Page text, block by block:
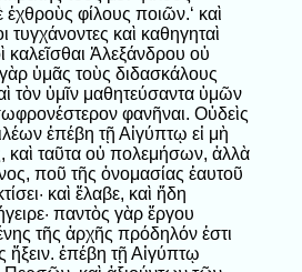
ἐχθροὺς φίλους ποιῶν.‘ καὶ
τυγχάνοντες καὶ καθηγηταὶ
καλεῖσθαι Ἀλεξάνδρου οὐ
ὑμᾶς τοὺς διδασκάλους
τὸν ὑμῖν μαθητεύσαντα ὑμῶν
φανῆναι. Οὐδεὶς
ἐπέβη τῇ Αἰγύπτῳ εἰ μὴ
καὶ ταῦτα οὐ πολεμήσων, ἀλλὰ
ποῦ τῆς ὀνομασίας ἑαυτοῦ
καὶ ἔλαβε, καὶ ἤδη
παντὸς γὰρ ἔργου
τῆς ἀρχῆς πρόδηλόν ἐστι
ἥξειν. ἐπέβη τῇ Αἰγύπτῳ